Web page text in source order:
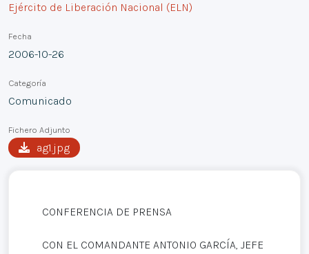
Ejército de Liberación Nacional (ELN)
Fecha
2006-10-26
Categoría
Comunicado
Fichero Adjunto
ag1.jpg
CONFERENCIA DE PRENSA
CON EL COMANDANTE ANTONIO GARCÍA, JEFE